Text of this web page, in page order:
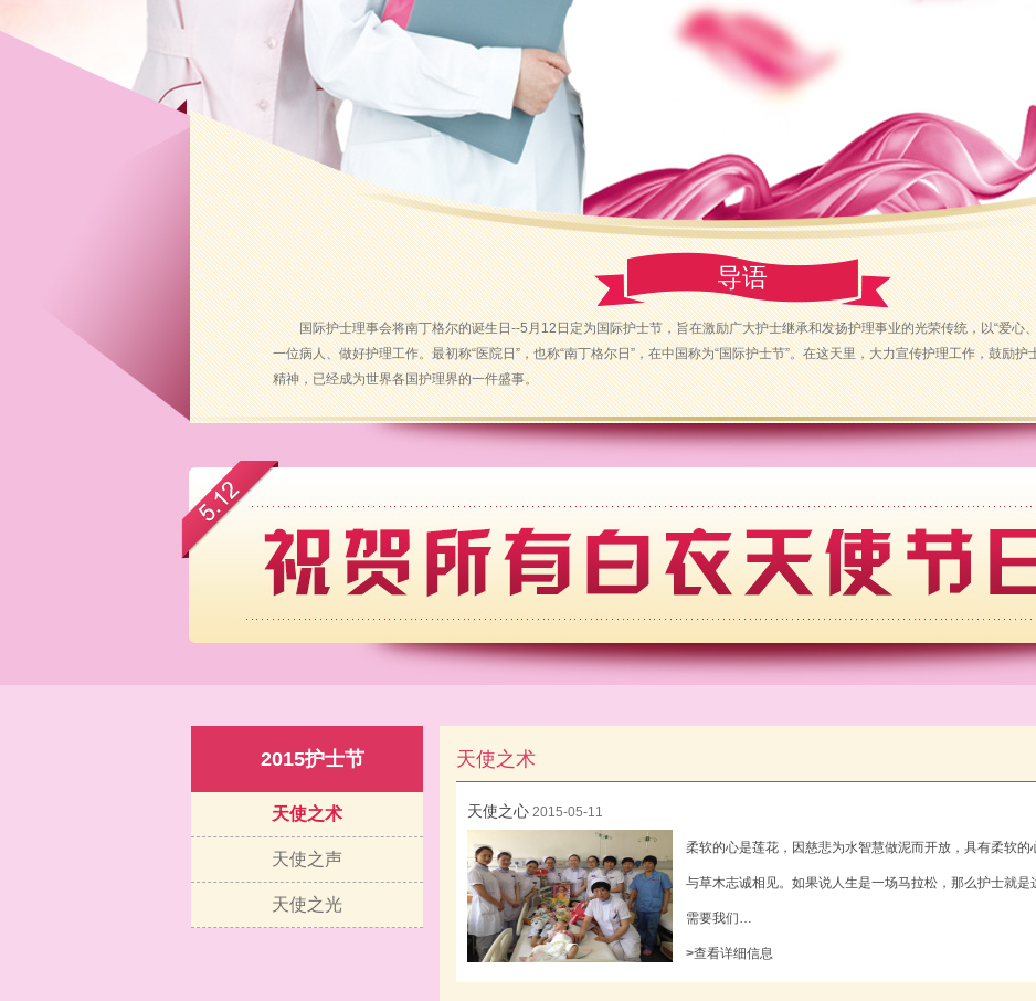
导语
国际护士理事会将南丁格尔的诞生日--5月12日定为国际护士节，旨在激励广大护士继承和发扬护理事业的光荣传统，以“爱心
一位病人、做好护理工作。最初称“医院日”，也称“南丁格尔日”，在中国称为“国际护士节”。在这天里，大力宣传护理工作，鼓励
精神，已经成为世界各国护理界的一件盛事。
2015护士节
天使之术
天使之声
天使之光
天使之术
天使之心 2015-05-11
柔软的心是莲花，因慈悲为水智慧做泥而开放，具有柔软的
与草木志诚相见。如果说人生是一场马拉松，那么护士就
需要我们…
>查看详细信息